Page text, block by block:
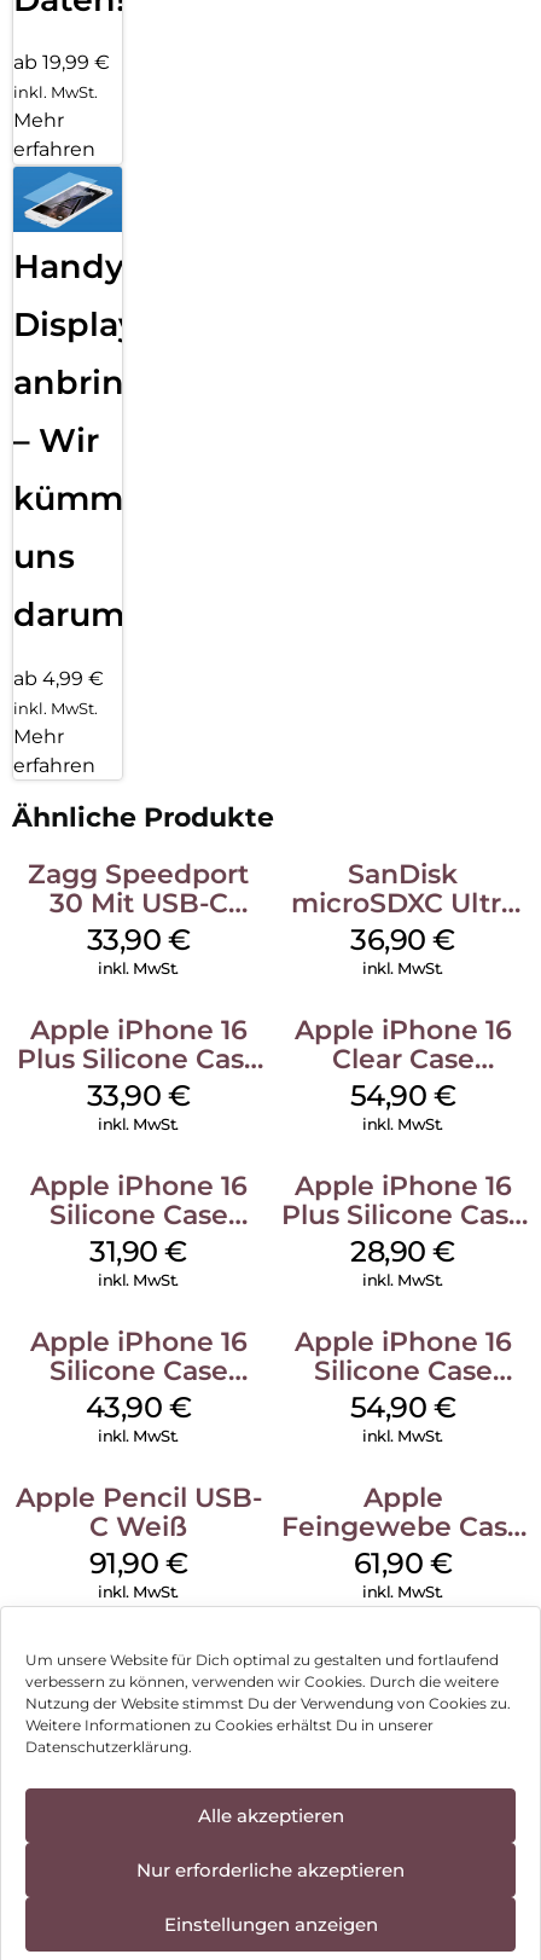
Um unsere Website für Dich optimal zu gestalten und fortlaufend
verbessern zu können, verwenden wir Cookies. Durch die weitere
Nutzung der Website stimmst Du der Verwendung von Cookies zu.
Weitere Informationen zu Cookies erhältst Du in unserer
Datenschutzerklärung.
Alle akzeptieren
Nur erforderliche akzeptieren
Einstellungen anzeigen
ab 19,99 €
inkl. MwSt.
Mehr
erfahren
Handy
Displayfolie
anbringen
– Wir
kümmern
uns
darum!
ab 4,99 €
inkl. MwSt.
Mehr
erfahren
Ähnliche Produkte
Zagg Speedport
30 Mit USB-C
Kabel Weiß
33,90 €
inkl. MwSt.
SanDisk
microSDXC Ultra
128 GB + Adapter
Mobile
36,90€
inkl. MwSt.
Apple iPhone 16
Plus Silicone Case
MagSafe Lake
Green
33,90 €
inkl. MwSt.
Apple iPhone 16
Clear Case
MagSafe
Transparent
54,90 €
inkl. MwSt.
Apple iPhone 16
Silicone Case
MagSafe Fuchsia
31,90€
inkl. MwSt.
Apple iPhone 16
Plus Silicone Case
MagSafe Black
28,90€
inkl. MwSt.
Apple iPhone 16
Silicone Case
MagSafe Plum
43,90 €
inkl. MwSt.
Apple iPhone 16
Silicone Case
MagSafe Lake
Green
54,90 €
inkl. MwSt.
Apple Pencil USB-
C Weiß
91,90 €
inkl. MwSt.
Apple
Feingewebe Case
iPhone 15 Pro
MagSafe Schwarz
61,90 €
inkl. MwSt.
Impressum
Hinweis zur Batterieentsorgung
Newsletter